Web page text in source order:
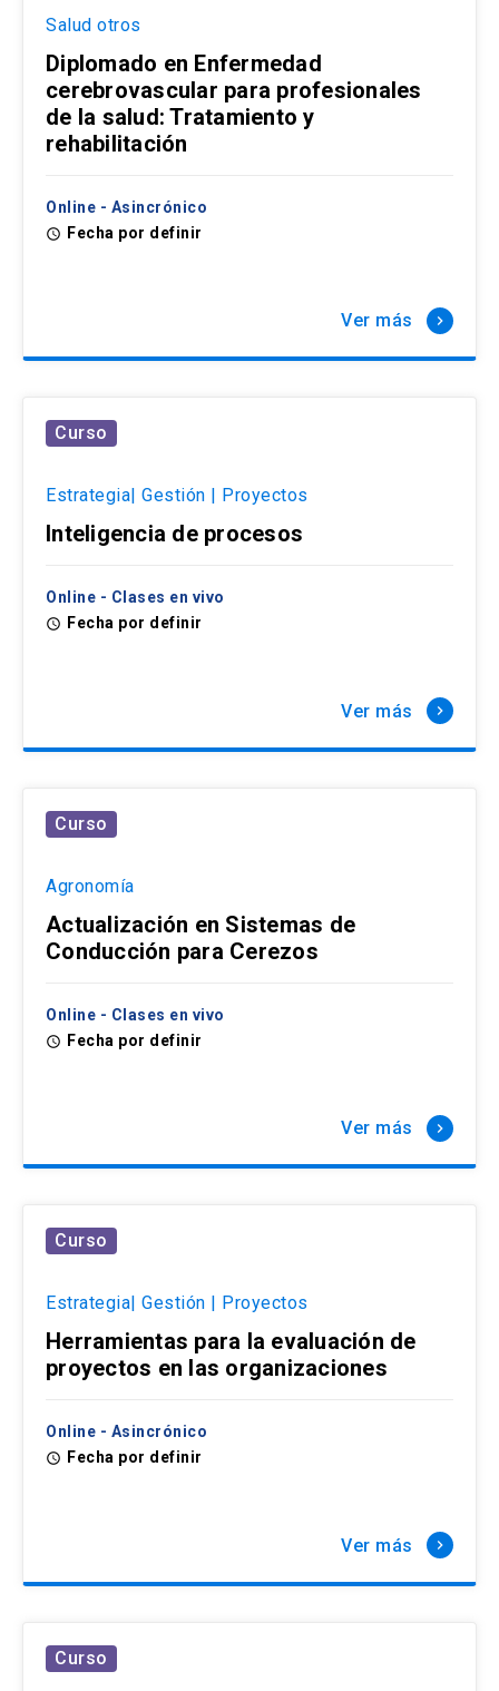
Salud otros
Diplomado en Enfermedad
cerebrovascular para profesionales
de la salud: Tratamiento y
rehabilitación
Online - Asincrónico
access_time Fecha por definir
Ver más keyboard_arrow_right
Curso
Estrategia| Gestión | Proyectos
Inteligencia de procesos
Online - Clases en vivo
access_time Fecha por definir
Ver más keyboard_arrow_right
Curso
Agronomía
Actualización en Sistemas de
Conducción para Cerezos
Online - Clases en vivo
access_time Fecha por definir
Ver más keyboard_arrow_right
Curso
Estrategia| Gestión | Proyectos
Herramientas para la evaluación de
proyectos en las organizaciones
Online - Asincrónico
access_time Fecha por definir
Ver más keyboard_arrow_right
Curso